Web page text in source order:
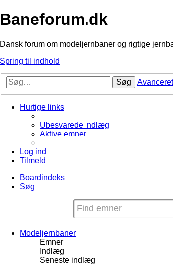
Baneforum.dk
Dansk forum om modeljernbaner og rigtige
Spring til indhold
Søg
Hurtige links
Ubesvarede indlæg
Aktive emner
Log ind
Tilmeld
Boardindeks
Søg
Modeljernbaner
Emner
Indlæg
Seneste indlæg